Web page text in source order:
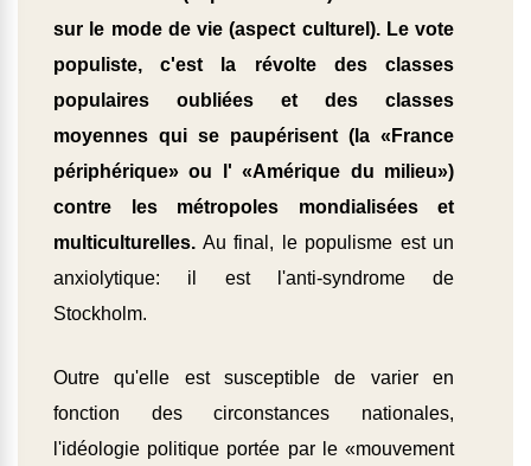
sur le mode de vie (aspect culturel). Le vote
populiste, c'est la révolte des classes
populaires oubliées et des classes
moyennes qui se paupérisent (la «France
périphérique» ou l' «Amérique du milieu»)
contre les métropoles mondialisées et
multiculturelles. Au final, le populisme est un
anxiolytique: il est l'anti-syndrome de
Stockholm.
Outre qu'elle est susceptible de varier en
fonction des circonstances nationales,
l'idéologie politique portée par le «mouvement